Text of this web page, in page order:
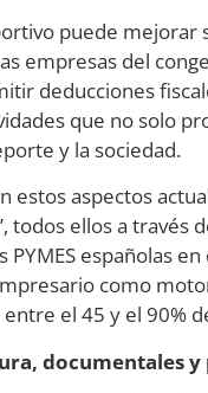
puede mejorar
empresas del
deducciones
que no solo
y la sociedad.
estos aspectos
todos ellos a través
PYMES españolas
como
el 45 y el 90%
documentales